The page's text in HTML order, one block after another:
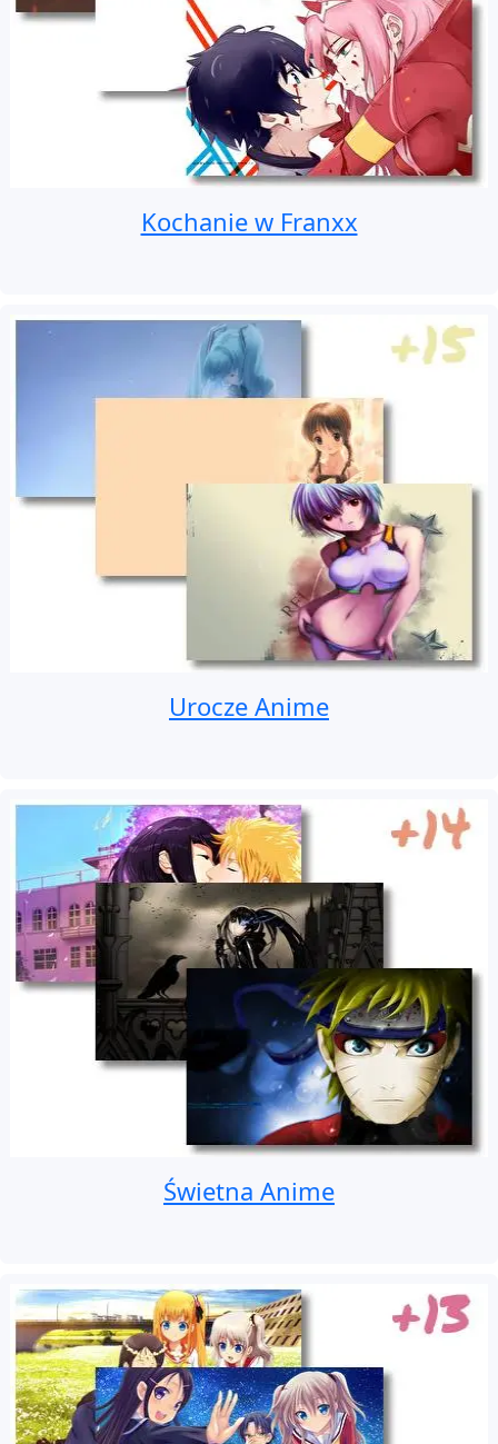
Kochanie w Franxx
Urocze Anime
Świetna Anime